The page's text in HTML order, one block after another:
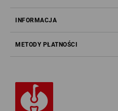
INFORMACJA
METODY PŁATNOŚCI